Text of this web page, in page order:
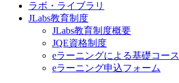
ラボ・ライブラリ
JLabs教育制度
JLabs教育制度概要
JQE資格制度
eラーニングによる基礎コース
eラーニング申込フォーム